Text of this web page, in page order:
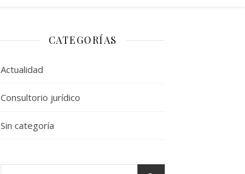
CATEGORÍAS
Actualidad
Consultorio jurídico
Sin categoría